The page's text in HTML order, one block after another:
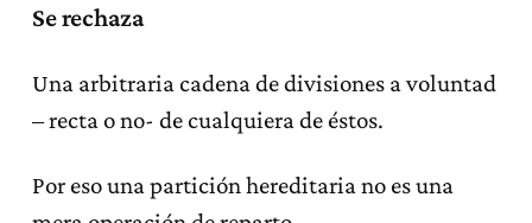
Se rechaza
Una arbitraria cadena de divisiones a voluntad
– recta o no- de cualquiera de éstos.
Por eso una partición hereditaria no es una